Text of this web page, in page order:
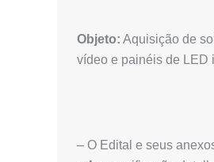
Objeto: Aquisição de
vídeo e painéis de LED
– O Edital e seus